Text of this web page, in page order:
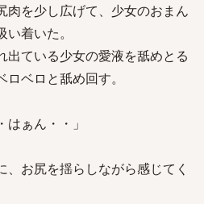
肉を少し広げて、少女のおまん
着いた。
出ている少女の愛液を舐めとる
ベロと舐め回す。
ぁん・・」
、お尻を揺らしながら感じてく